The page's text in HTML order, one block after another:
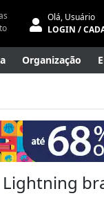
Olá, Usuário
LOGIN /
Organização
Comercial